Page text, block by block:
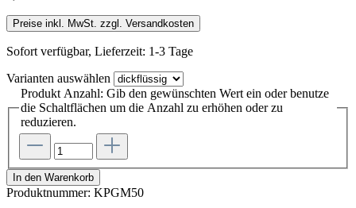
Preise inkl. MwSt. zzgl. Versandkosten
Sofort verfügbar, Lieferzeit: 1-3 Tage
Varianten auswählen
Produkt Anzahl: Gib den gewünschten Wert ein oder benutze
die Schaltflächen um die Anzahl zu erhöhen oder zu
reduzieren.
In den Warenkorb
Produktnummer: KPGM50